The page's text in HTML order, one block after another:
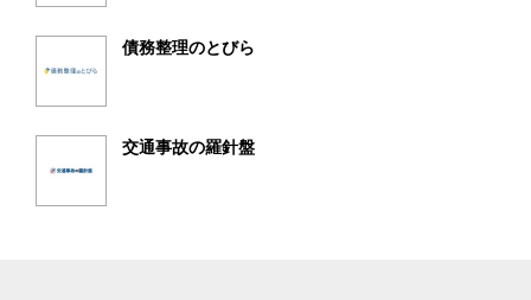
債務整理のとびら
交通事故の羅針盤